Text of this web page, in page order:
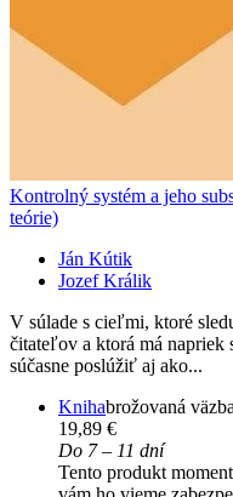
Kontrolný systém a jeho
teórie)
Ján Kútik
Jozef Králik
V súlade s cieľmi, ktoré
čitateľov a ktorá má napriek
súčasne poslúžiť aj ako...
Knihabrožovaná väzba
19,89 €
Do 7 – 11 dní
Tento produkt